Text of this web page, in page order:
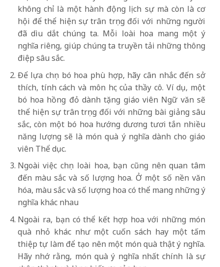
không chỉ là một hành động lịch sự mà còn là cơ
hội để thể hiện sự trân trọng đối với những người
đã dìu dắt chúng ta. Mỗi loài hoa mang một ý
nghĩa riêng, giúp chúng ta truyền tải những thông
điệp sâu sắc.
Để lựa chọn bó hoa phù hợp, hãy cân nhắc đến sở
thích, tính cách và môn học của thầy cô. Ví dụ, một
bó hoa hồng đỏ dành tặng giáo viên Ngữ văn sẽ
thể hiện sự trân trọng đối với những bài giảng sâu
sắc, còn một bó hoa hướng dương tươi tắn nhiều
năng lượng sẽ là món quà ý nghĩa dành cho giáo
viên Thể dục.
Ngoài việc chọn loài hoa, bạn cũng nên quan tâm
đến màu sắc và số lượng hoa. Ở một số nền văn
hóa, màu sắc và số lượng hoa có thể mang những ý
nghĩa khác nhau
Ngoài ra, bạn có thể kết hợp hoa với những món
quà nhỏ khác như một cuốn sách hay một tấm
thiệp tự làm để tạo nên một món quà thật ý nghĩa.
Hãy nhớ rằng, món quà ý nghĩa nhất chính là sự